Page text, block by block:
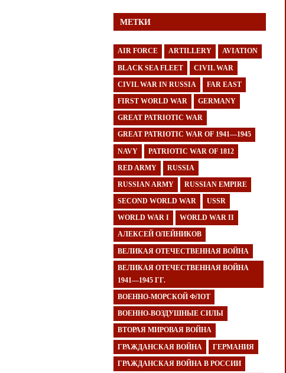
МЕТКИ
AIR FORCE ARTILLERY AVIATION
BLACK SEA FLEET CIVIL WAR
CIVIL WAR IN RUSSIA FAR EAST
FIRST WORLD WAR GERMANY
GREAT PATRIOTIC WAR
GREAT PATRIOTIC WAR OF 1941—1945
NAVY PATRIOTIC WAR OF 1812
RED ARMY RUSSIA
RUSSIAN ARMY RUSSIAN EMPIRE
SECOND WORLD WAR USSR
WORLD WAR I WORLD WAR II
АЛЕКСЕЙ ОЛЕЙНИКОВ
ВЕЛИКАЯ ОТЕЧЕСТВЕННАЯ ВОЙНА
ВЕЛИКАЯ ОТЕЧЕСТВЕННАЯ ВОЙНА
1941—1945 ГГ.
ВОЕННО-МОРСКОЙ ФЛОТ
ВОЕННО-ВОЗДУШНЫЕ СИЛЫ
ВТОРАЯ МИРОВАЯ ВОЙНА
ГРАЖДАНСКАЯ ВОЙНА ГЕРМАНИЯ
ГРАЖДАНСКАЯ ВОЙНА В РОССИИ